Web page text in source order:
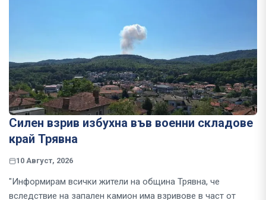
Силен взрив избухна във военни складове
край Трявна
10 Август, 2026
"Информирам всички жители на община Трявна, че
вследствие на запален камион има взривове в част от